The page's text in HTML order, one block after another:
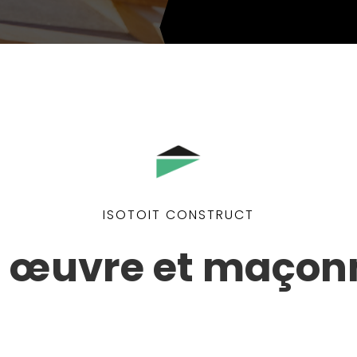
ISOTOIT CONSTRUCT
œuvre et